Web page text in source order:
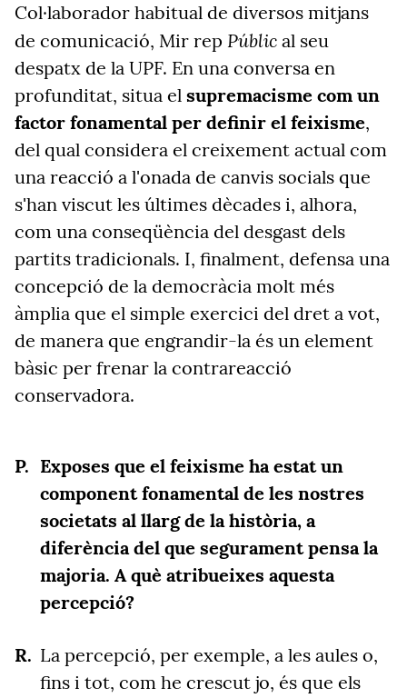
Col·laborador habitual de diversos mitjans
de comunicació, Mir rep Públic al seu
despatx de la UPF. En una conversa en
profunditat, situa el supremacisme com un
factor fonamental per definir el feixisme,
del qual considera el creixement actual com
una reacció a l'onada de canvis socials que
s'han viscut les últimes dècades i, alhora,
com una conseqüència del desgast dels
partits tradicionals. I, finalment, defensa una
concepció de la democràcia molt més
àmplia que el simple exercici del dret a vot,
de manera que engrandir-la és un element
bàsic per frenar la contrareacció
conservadora.
Exposes que el feixisme ha estat un
component fonamental de les nostres
societats al llarg de la història, a
diferència del que segurament pensa la
majoria. A què atribueixes aquesta
percepció?
La percepció, per exemple, a les aules o,
fins i tot, com he crescut jo, és que els